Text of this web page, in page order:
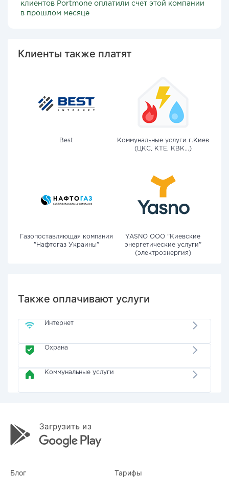
клиентов Portmone оплатили счет этой компании
в прошлом месяце
Клиенты также платят
Best
Коммунальные услуги г.Киев
(ЦКС, КТЕ, КВК...)
Газопоставляющая компания
"Нафтогаз Украины"
YASNO OOO "Киевские
энергетические услуги"
(электроэнергия)
Также оплачивают услуги
Интернет
Охрана
Коммунальные услуги
Блог Тарифы